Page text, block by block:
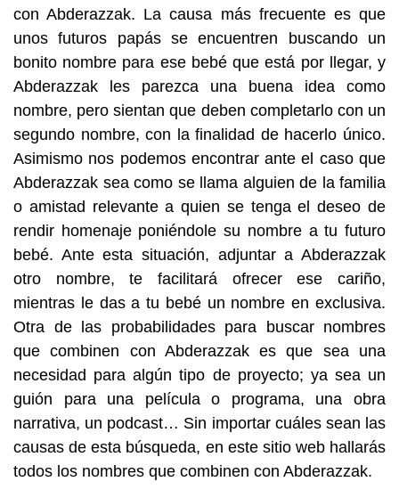
con Abderazzak. La causa más frecuente es que
unos futuros papás se encuentren buscando un
bonito nombre para ese bebé que está por llegar, y
Abderazzak les parezca una buena idea como
nombre, pero sientan que deben completarlo con un
segundo nombre, con la finalidad de hacerlo único.
Asimismo nos podemos encontrar ante el caso que
Abderazzak sea como se llama alguien de la familia
o amistad relevante a quien se tenga el deseo de
rendir homenaje poniéndole su nombre a tu futuro
bebé. Ante esta situación, adjuntar a Abderazzak
otro nombre, te facilitará ofrecer ese cariño,
mientras le das a tu bebé un nombre en exclusiva.
Otra de las probabilidades para buscar nombres
que combinen con Abderazzak es que sea una
necesidad para algún tipo de proyecto; ya sea un
guión para una película o programa, una obra
narrativa, un podcast… Sin importar cuáles sean las
causas de esta búsqueda, en este sitio web hallarás
todos los nombres que combinen con Abderazzak.